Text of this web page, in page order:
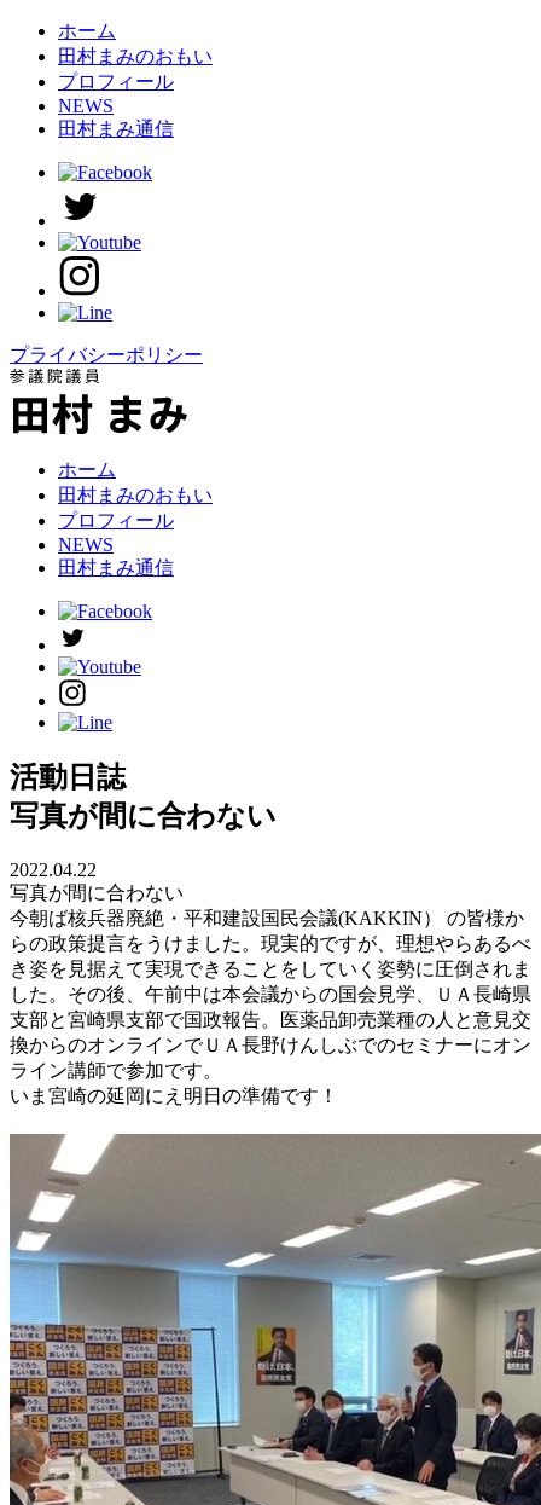
ホーム
田村まみのおもい
プロフィール
NEWS
田村まみ通信
プライバシーポリシー
ホーム
田村まみのおもい
プロフィール
NEWS
田村まみ通信
活動日誌
写真が間に合わない
2022.04.22
写真が間に合わない
今朝ば核兵器廃絶・平和建設国民会議(KAKKIN） の皆様か
らの政策提言をうけました。現実的ですが、理想やらあるべ
き姿を見据えて実現できることをしていく姿勢に圧倒されま
した。その後、午前中は本会議からの国会見学、ＵＡ長崎県
支部と宮崎県支部で国政報告。医薬品卸売業種の人と意見交
換からのオンラインでＵＡ長野けんしぶでのセミナーにオン
ライン講師で参加です。
いま宮崎の延岡にえ明日の準備です！